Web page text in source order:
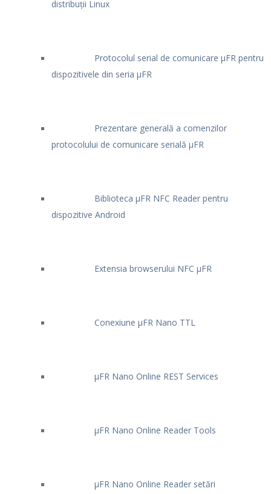
distribuții Linux
Protocolul serial de comunicare μFR pentru
dispozitivele din seria μFR
Prezentare generală a comenzilor
protocolului de comunicare serială μFR
Biblioteca μFR NFC Reader pentru
dispozitive Android
Extensia browserului NFC μFR
Conexiune μFR Nano TTL
μFR Nano Online REST Services
μFR Nano Online Reader Tools
μFR Nano Online Reader setări